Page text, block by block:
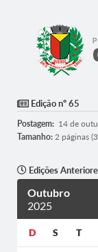
Edição nº 65
Postagem: 14 de
Tamanho: 2 páginas
Edições
Outubro
2025
D S T